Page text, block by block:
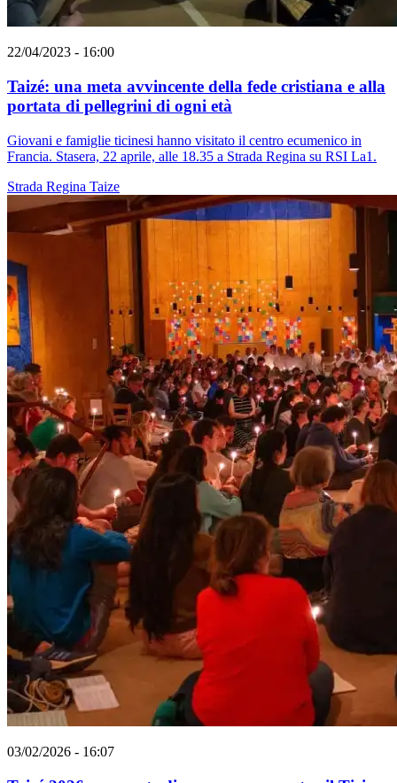
22/04/2023 - 16:00
Taizé: una meta avvincente della fede cristiana e alla
portata di pellegrini di ogni età
Giovani e famiglie ticinesi hanno visitato il centro ecumenico in
Francia. Stasera, 22 aprile, alle 18.35 a Strada Regina su RSI La1.
Strada Regina Taize
03/02/2026 - 16:07